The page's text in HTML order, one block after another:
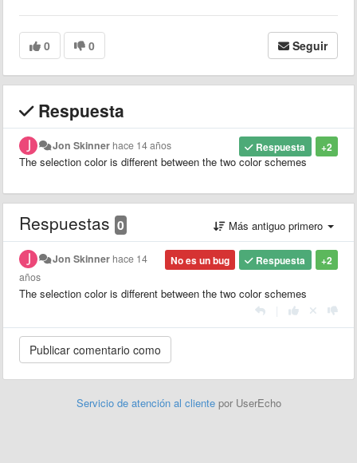
0 0 Seguir
Respuesta
+2
Respuesta
Jon Skinner hace 14 años
The selection color is different between the two color schemes
Respuestas 0 Más antiguo primero
+2
Respuesta
No es un bug
Jon Skinner hace 14
años
The selection color is different between the two color schemes
Servicio de atención al cliente por UserEcho